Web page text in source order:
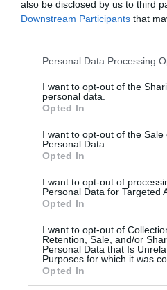
also be disclosed by us to third
Downstream Participants that
Please note that this website/
not limited to your visit or usage
grant or deny consent to Google
use your data for below
consent section.
Personal Data Processing
I want to opt-out of the
personal data.
Opted In
I want to opt-out of the Sale
Personal Data.
Opted In
I want to opt-out of
Personal Data for Targeted
Opted In
I want to opt-out of
Retention, Sale, and/or
Personal Data that Is
Purposes for which it was
Opted In
Πόθεν Έσχες
πλατφόρμα για
προθεσμία και η